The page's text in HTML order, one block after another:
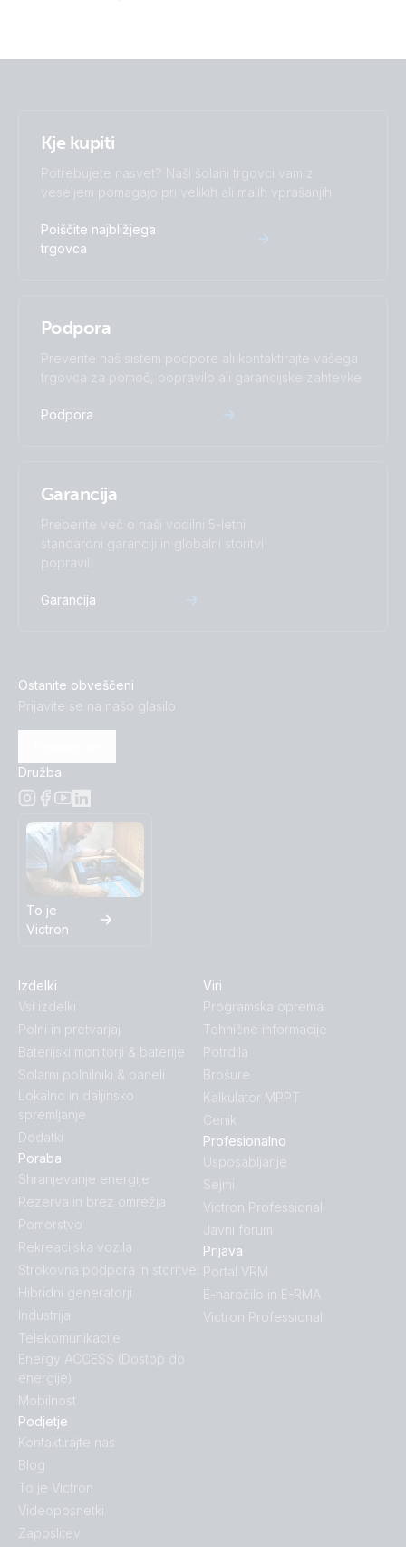
Kje kupiti
Potrebujete nasvet? Naši šolani trgovci vam z
veseljem pomagajo pri velikih ali malih vprašanjih
Poiščite najbližjega
trgovca
Podpora
Preverite naš sistem podpore ali kontaktirajte vašega
trgovca za pomoč, popravilo ali garancijske zahtevke
Podpora
Garancija
Preberite več o naši vodilni 5-letni
standardni garanciji in globalni storitvi
popravil.
Garancija
Ostanite obveščeni
Prijavite se na našo glasilo
Družba
To je
Victron
Izdelki
Vsi izdelki
Polni in pretvarjaj
Baterijski monitorji & baterije
Solarni polnilniki & paneli
Lokalno in daljinsko
spremljanje
Dodatki
Poraba
Shranjevanje energije
Rezerva in brez omrežja
Pomorstvo
Rekreacijska vozila
Strokovna podpora in storitve:
Hibridni generatorji
Industrija
Telekomunikacije
Energy ACCESS (Dostop do
energije)
Mobilnost
Podjetje
Kontaktirajte nas
Blog
To je Victron
Videoposnetki
Zaposlitev
Viri
Programska oprema
Tehnične informacije
Potrdila
Brošure
Kalkulator MPPT
Cenik
Profesionalno
Usposabljanje
Sejmi
Victron Professional
Javni forum
Prijava
Portal VRM
E-naročilo in E-RMA
Victron Professional